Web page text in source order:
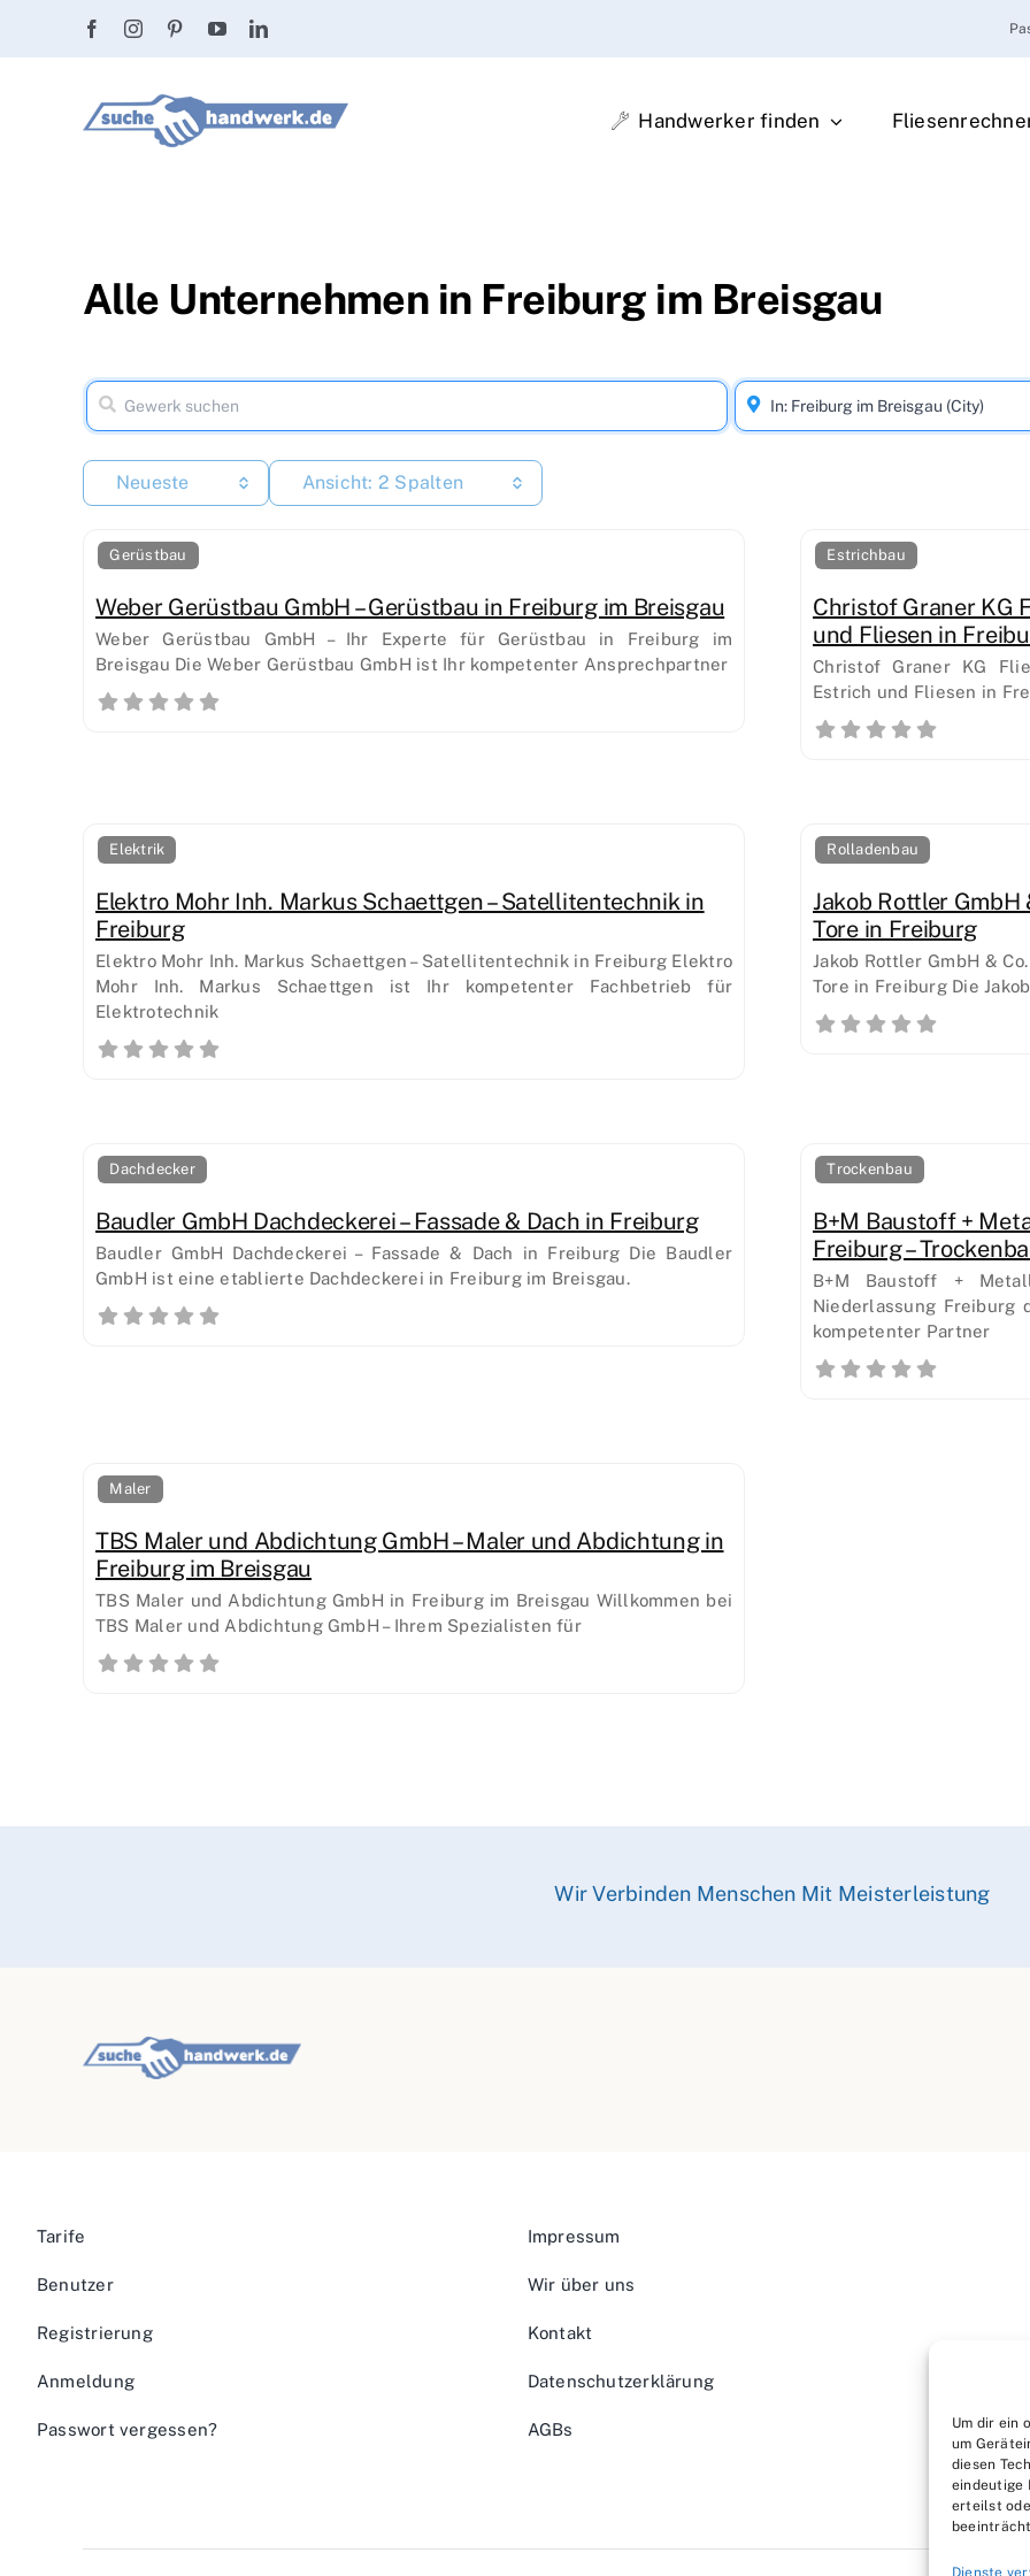
Um dir ein
um
diesen
eindeutige
erteilst
Dienste
Handwerker finden
Alle Unternehmen in Freiburg im Breisgau
Neueste Ansicht: 2 Spalten
Gerüstbau
Weber Gerüstbau GmbH – Gerüstbau in Freiburg im Breisgau
Weber Gerüstbau GmbH – Ihr Experte für Gerüstbau in Freiburg im
Breisgau Die Weber Gerüstbau GmbH ist Ihr kompetenter Ansprechpartner
Estrichbau
Christof Graner KG
und Fliesen in
Christof Graner KG
Estrich und Fliesen in
Elektrik
Elektro Mohr Inh. Markus Schaettgen – Satellitentechnik in
Freiburg
Elektro Mohr Inh. Markus Schaettgen – Satellitentechnik in Freiburg Elektro
Mohr Inh. Markus Schaettgen ist Ihr kompetenter Fachbetrieb für
Elektrotechnik
Rolladenbau
Jakob Rottler GmbH
Tore in Freiburg
Jakob Rottler GmbH &
Tore in Freiburg Die
Dachdecker
Baudler GmbH Dachdeckerei – Fassade & Dach in Freiburg
Baudler GmbH Dachdeckerei – Fassade & Dach in Freiburg Die Baudler
GmbH ist eine etablierte Dachdeckerei in Freiburg im Breisgau.
Trockenbau
B+M Baustoff +
Freiburg –
B+M Baustoff +
Niederlassung Freiburg
kompetenter Partner
Maler
TBS Maler und Abdichtung GmbH – Maler und Abdichtung in
Freiburg im Breisgau
TBS Maler und Abdichtung GmbH in Freiburg im Breisgau Willkommen bei
TBS Maler und Abdichtung GmbH – Ihrem Spezialisten für
Wir Verbinden Menschen Mit Meisterleistung
Tarife
Benutzer
Registrierung
Anmeldung
Passwort vergessen?
Impressum
Wir über uns
Kontakt
Datenschutzerklärung
AGBs